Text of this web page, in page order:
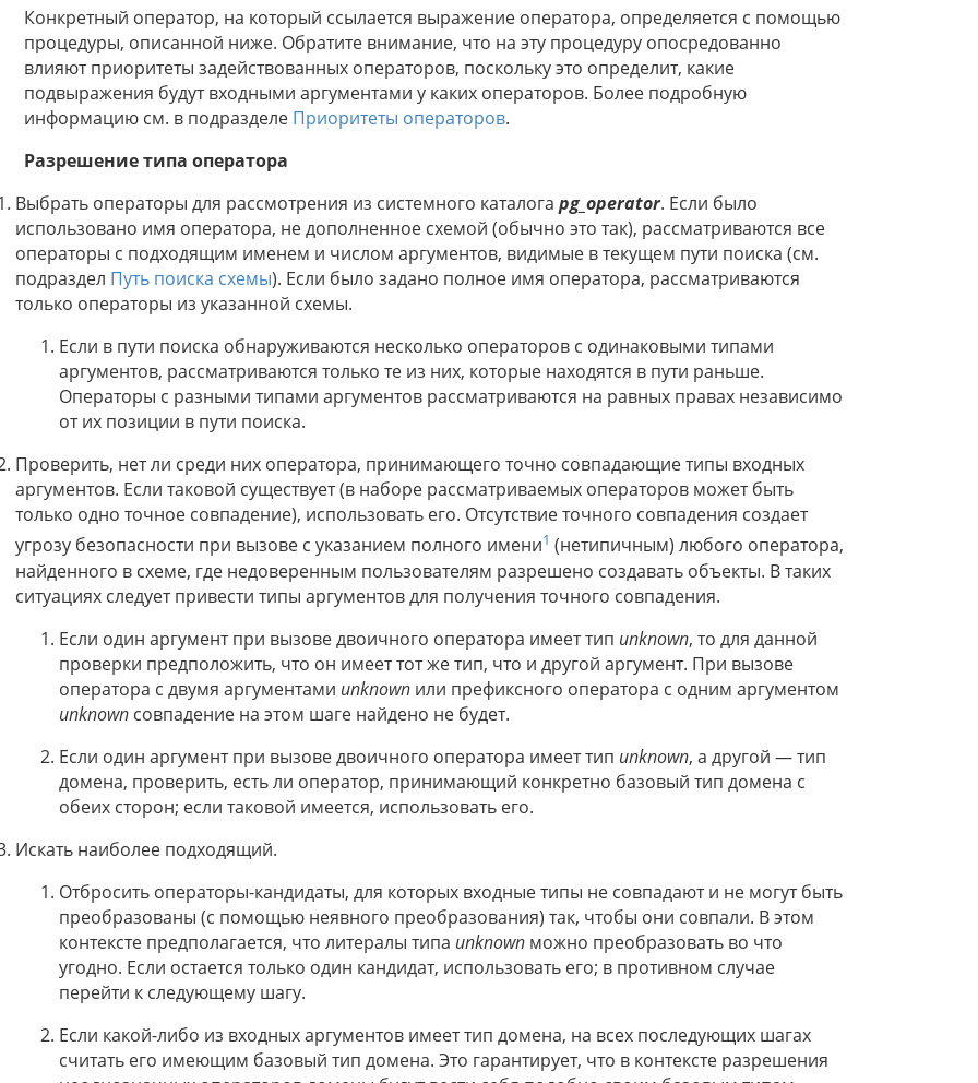
Конкретный оператор, на который ссылается выражение оператора, определяется с помощью
процедуры, описанной ниже. Обратите внимание, что на эту процедуру опосредованно
влияют приоритеты задействованных операторов, поскольку это определит, какие
подвыражения будут входными аргументами у каких операторов. Более подробную
информацию см. в подразделе Приоритеты операторов.
Разрешение типа оператора
Выбрать операторы для рассмотрения из системного каталога pg_operator. Если было
использовано имя оператора, не дополненное схемой (обычно это так), рассматриваются все
операторы с подходящим именем и числом аргументов, видимые в текущем пути поиска (см.
подраздел Путь поиска схемы). Если было задано полное имя оператора, рассматриваются
только операторы из указанной схемы.
Если в пути поиска обнаруживаются несколько операторов с одинаковыми типами
аргументов, рассматриваются только те из них, которые находятся в пути раньше.
Операторы с разными типами аргументов рассматриваются на равных правах независимо
от их позиции в пути поиска.
Проверить, нет ли среди них оператора, принимающего точно совпадающие типы входных
аргументов. Если таковой существует (в наборе рассматриваемых операторов может быть
только одно точное совпадение), использовать его. Отсутствие точного совпадения создает
угрозу безопасности при вызове с указанием полного имени1 (нетипичным) любого оператора,
найденного в схеме, где недоверенным пользователям разрешено создавать объекты. В таких
ситуациях следует привести типы аргументов для получения точного совпадения.
Если один аргумент при вызове двоичного оператора имеет тип unknown, то для данной
проверки предположить, что он имеет тот же тип, что и другой аргумент. При вызове
оператора с двумя аргументами unknown или префиксного оператора с одним аргументом
unknown совпадение на этом шаге найдено не будет.
Если один аргумент при вызове двоичного оператора имеет тип unknown, а другой — тип
домена, проверить, есть ли оператор, принимающий конкретно базовый тип домена с
обеих сторон; если таковой имеется, использовать его.
Искать наиболее подходящий.
Отбросить операторы-кандидаты, для которых входные типы не совпадают и не могут быть
преобразованы (с помощью неявного преобразования) так, чтобы они совпали. В этом
контексте предполагается, что литералы типа unknown можно преобразовать во что
угодно. Если остается только один кандидат, использовать его; в противном случае
перейти к следующему шагу.
Если какой-либо из входных аргументов имеет тип домена, на всех последующих шагах
считать его имеющим базовый тип домена. Это гарантирует, что в контексте разрешения